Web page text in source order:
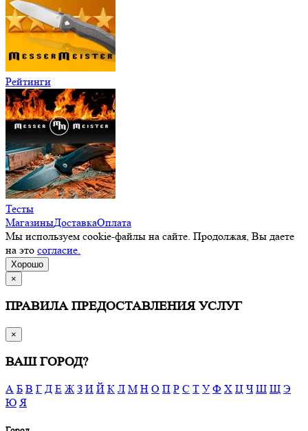
Рейтинги
Тесты
МагазиныДоставкаОплата
Мы используем cookie-файлы на сайте. Продолжая, Вы даете
на это согласие.
Хорошо
×
ПРАВИЛА ПРЕДОСТАВЛЕНИЯ УСЛУГ
×
ВАШ ГОРОД?
А Б В Г Д Е Ж З И Й К Л М Н О П Р С Т У Ф Х Ц Ч Ш Щ Э
Ю Я